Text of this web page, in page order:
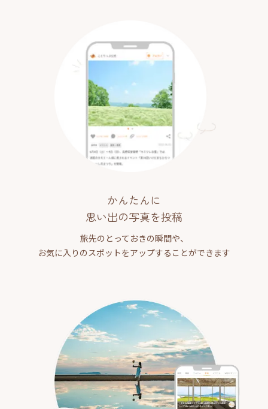
かんたんに
思い出の写真を投稿
旅先のとっておきの瞬間や、
お気に入りのスポットをアップすることができます